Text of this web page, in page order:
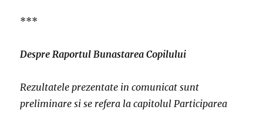
***
Despre Raportul Bunastarea Copilului
Rezultatele prezentate in comunicat sunt
preliminare si se refera la capitolul Participarea